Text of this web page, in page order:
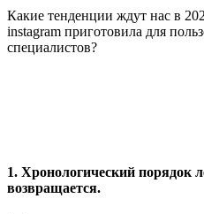
Какие тенденции ждут нас в
instagram приготовила для
специалистов?
1. Хронологический порядок
возвращается.